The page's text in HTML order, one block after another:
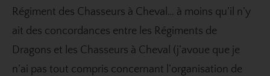
Régiment des Chasseurs à Cheval… à moins qu’il n’y
ait des concordances entre les Régiments de
Dragons et les Chasseurs à Cheval (j’avoue que je
n’ai pas tout compris concernant l’organisation de